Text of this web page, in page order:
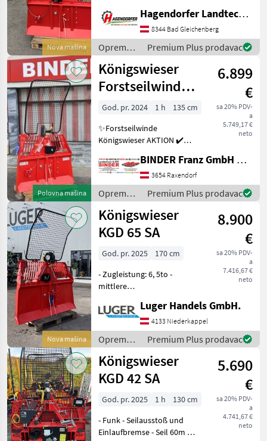
Nova mašina
Anhängekupplung,
Seilausstoß, *
Motorsägenhalterung und
Handbediengerät * Seil
Ø10mm 70m HV 1
Hagendorfer Landtechnik
8344 Bad Gleichenberg
Oprema
za šumu i
obradu
drveta /
Königswieser
Premium Plus prodavac
Polovna mašina
Königswieser
Forstseilwinde
KGD 45 SA mit
Funk+Seilausstoß
6.899
€
sa 20% PDV-
a
5.749,17 €
neto
God. pr. 2024 1 h
135 cm
✨Forstseilwinde
Königswieser AKTION ✔️
✔️ Dreipunktforstseilwinde
mit 4, 5to Zugleistung ✔️
Rückeschildbreite 1350mm
✔️ mit li+re je 2
BINDER Franz GmbH & CoKG
3654 Raxendorf
Oprema
za šumu i
obradu
drveta /
Königswieser
Premium Plus prodavac
Nova mašina
Königswieser
KGD 65 SA
8.900
€
sa 20% PDV-
a
7.416,67 €
neto
God. pr. 2025
170 cm
- Zugleistung: 6, 5to -
mittlere
- automatischer
Seilausstoßer - Gewicht
ohne Seil: 460kg -
Schildbreite: 1, 7m -
Endabschalter - Hoc
Luger Handels GmbH.
4133 Niederkappel
Oprema
za šumu i
obradu
drveta /
Königswieser
Premium Plus prodavac
Königswieser
KGD 42 SA
5.690
€
sa 20% PDV-
a
4.741,67 €
neto
God. pr. 2025 1 h
130 cm
- Funk - Seilausstoß und
Einlaufbremse - Seil 60m 8,